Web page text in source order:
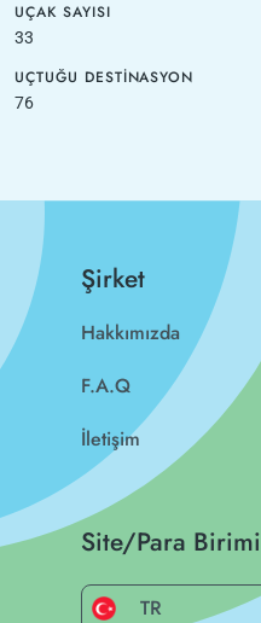
UÇAK SAYISI
33
UÇTUĞU DESTINASYON
76
Şirket
Hakkımızda
F.A.Q
İletişim
Site/Para Birimi
TR